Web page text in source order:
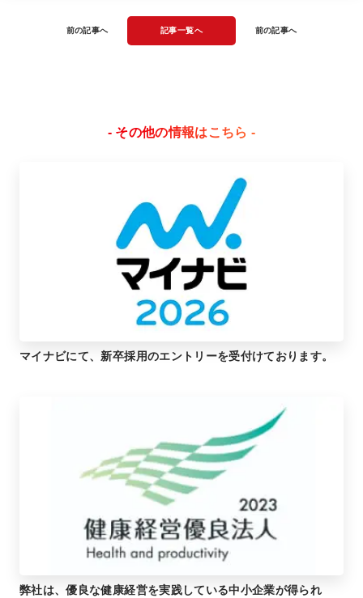
前の記事へ 記事一覧へ 前の記事へ
- その他の情報はこちら -
マイナビにて、新卒採用のエントリーを受付けております。
弊社は、優良な健康経営を実践している中小企業が得られ